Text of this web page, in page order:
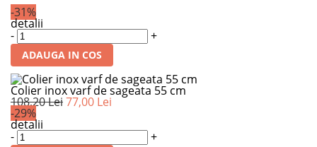
-31%
detalii
- +
ADAUGA IN COS
Colier inox varf de sageata 55 cm
108,20 Lei77,00 Lei
-29%
detalii
- +